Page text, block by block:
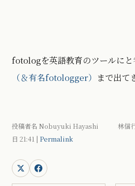
fotologを英語教育のツールにと
（＆有名fotologger） まで出て
投稿者名 Nobuyuki Hayashi 林信行
日 21:41 | Permalink